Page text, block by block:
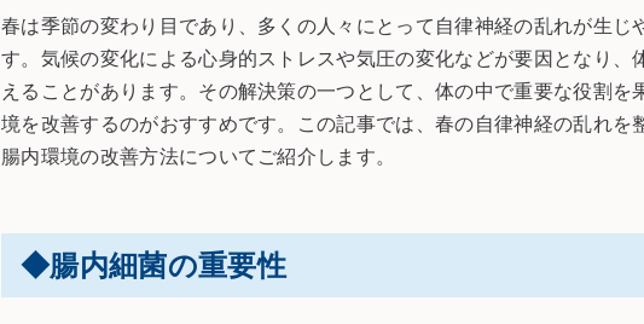
春は季節の変わり目であり、多くの人々にとって自律神経の乱れが生じ
す。気候の変化による心身的ストレスや気圧の変化などが要因となり、
えることがあります。その解決策の一つとして、体の中で重要な役割を
境を改善するのがおすすめです。この記事では、春の自律神経の乱れを
腸内環境の改善方法についてご紹介します。
◆腸内細菌の重要性